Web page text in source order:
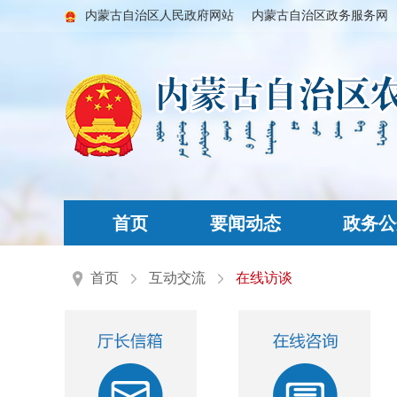
内蒙古自治区人民政府网站 内蒙古自治区政务服务网
首页 要闻动态 政务
首页 互动交流 在线访谈